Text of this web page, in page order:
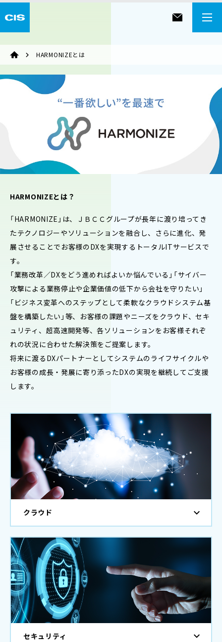
HARMONIZEとは
HARMONIZEとは？
「HARMONIZE」は、ＪＢＣＣグループが長年に渡り培ってき
たテクノロジーやソリューションを融合し、さらに進化、発
展させることでお客様のDXを実現するトータルITサービスで
す。
「業務改革／DXをどう進めればよいか悩んでいる」「サイバー
攻撃による業務停止や企業価値の低下から会社を守りたい」
「ビジネス変革へのステップとして柔軟なクラウドシステム基
盤を構築したい」等、お客様の課題やニーズをクラウド、セキ
ュリティ、超高速開発等、各ソリューションをお客様それぞ
れの状況に合わせた解決策をご提案します。
将来に渡るDXパートナーとしてシステムのライフサイクルや
お客様の成長・発展に寄り添ったDXの実現を継続してご支援
します。
クラウド
セキュリティ